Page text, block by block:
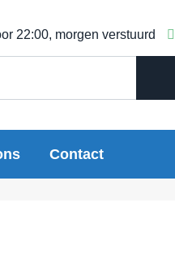
22:00, morgen verstuurd
Contact